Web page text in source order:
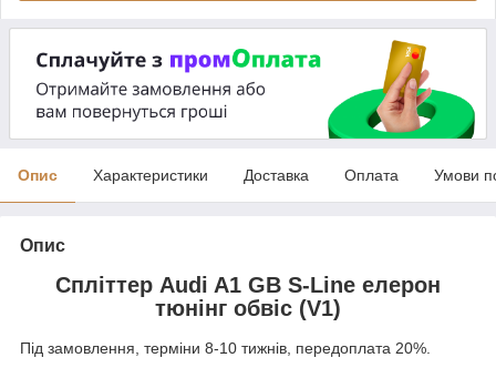
Опис Характеристики Доставка Оплата Умови
Опис
Спліттер Audi A1 GB S-Line елерон
тюнінг обвіс (V1)
Під замовлення, терміни 8-10 тижнів, передоплата 20%.